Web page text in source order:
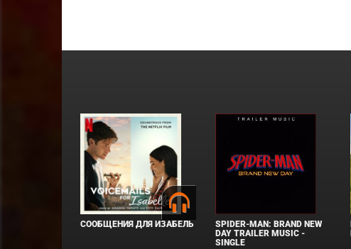
СООБЩЕНИЯ ДЛЯ ИЗАБЕЛЬ
SPIDER-MAN: BRAND NEW
DAY TRAILER MUSIC -
SINGLE